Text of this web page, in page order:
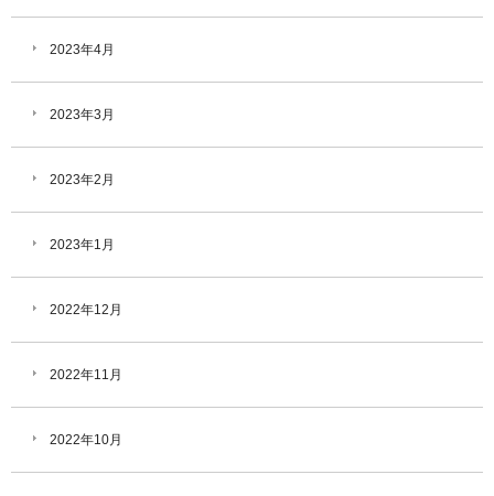
2023年4月
2023年3月
2023年2月
2023年1月
2022年12月
2022年11月
2022年10月